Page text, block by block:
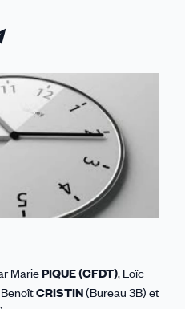
email
MariePIQUE (CFDT), Loïc
CRISTIN(Bureau 3B) et